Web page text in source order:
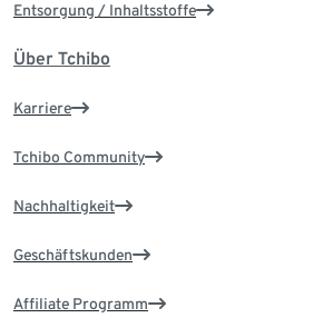
Entsorgung / Inhaltsstoffe
Über Tchibo
Karriere
Tchibo Community
Nachhaltigkeit
Geschäftskunden
Affiliate Programm